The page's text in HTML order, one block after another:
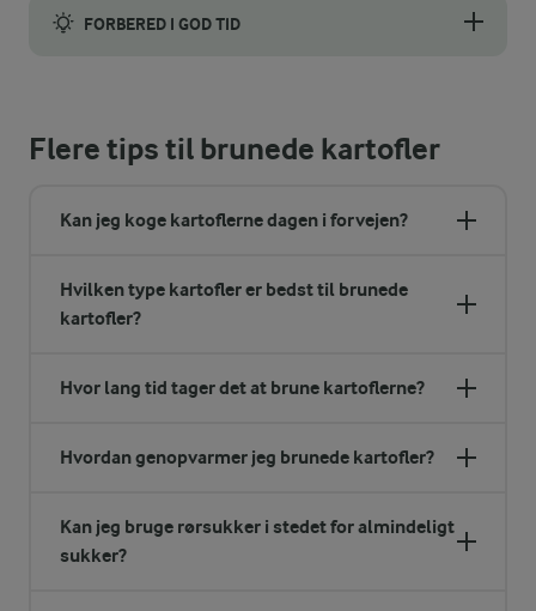
FORBERED I GOD TID
Flere tips til brunede kartofler
Kan jeg koge kartoflerne dagen i forvejen?
Hvilken type kartofler er bedst til brunede
kartofler?
Hvor lang tid tager det at brune kartoflerne?
Hvordan genopvarmer jeg brunede kartofler?
Kan jeg bruge rørsukker i stedet for almindeligt
sukker?